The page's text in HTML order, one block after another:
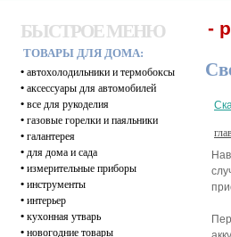
БЫСТРОЕ МЕНЮ
ТОВАРЫ ДЛЯ ДОМА:
• автохолодильники и термобоксы
• аксессуары для автомобилей
• все для рукоделия
• газовые горелки и паяльники
• галантерея
• для дома и сада
• измерительные приборы
• инструменты
• интерьер
• кухонная утварь
• новогодние товары
От 1,62 р. -